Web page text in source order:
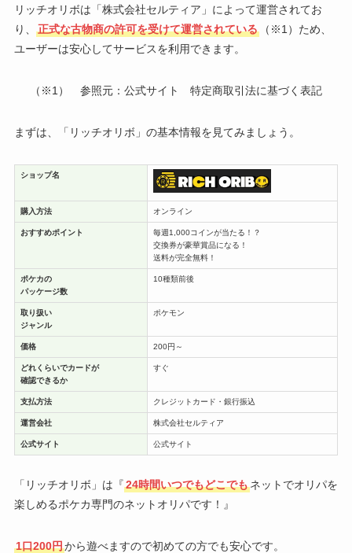
リッチオリボは「株式会社セルティア」によって運営されてお
り、
正式な古物商の許可を受けて運営されている（※1）ため、
ユーザーは安心してサービスを利用できます。
（※1） 参照元：公式サイト 特定商取引法に基づく表記
まずは、「リッチオリボ」の基本情報を見てみましょう。
ショップ名
購入方法 オンライン
おすすめポイント
毎週1,000コインが当たる！？
交換券が豪華賞品になる！
送料が完全無料！
ポケカの
パッケージ数
10種類前後
取り扱い
ジャンル
ポケモン
価格 200円～
どれくらいでカードが
確認できるか
すぐ
支払方法 クレジットカード・銀行振込
運営会社 株式会社セルティア
公式サイト 公式サイト
「リッチオリボ」は『24時間いつでもどこでもネットでオリパを
楽しめるポケカ専門のネットオリパです！』
1口200円から遊べますので初めての方でも安心です。